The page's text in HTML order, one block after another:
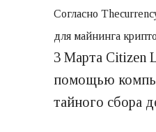
Согласно
для майнинга
3 Марта Citizen
помощью
тайного сбора